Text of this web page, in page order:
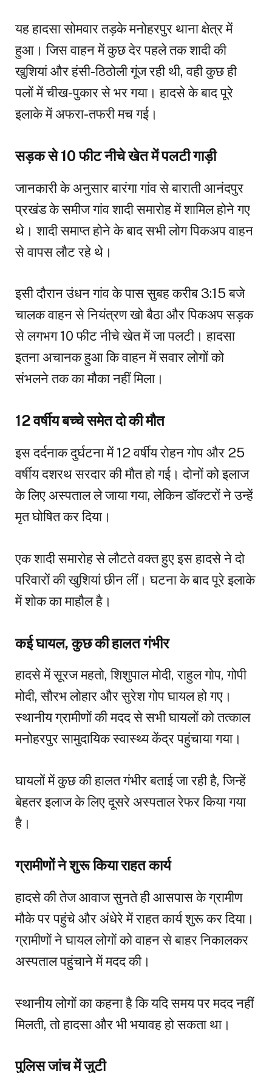
यह हादसा सोमवार तड़के मनोहरपुर थाना क्षेत्र में
हुआ। जिस वाहन में कुछ देर पहले तक शादी की
खुशियां और हंसी-ठिठोली गूंज रही थी, वही कुछ ही
पलों में चीख-पुकार से भर गया। हादसे के बाद पूरे
इलाके में अफरा-तफरी मच गई।
सड़क से 10 फीट नीचे खेत में पलटी गाड़ी
जानकारी के अनुसार बारंगा गांव से बाराती आनंदपुर
प्रखंड के समीज गांव शादी समारोह में शामिल होने गए
थे। शादी समाप्त होने के बाद सभी लोग पिकअप वाहन
से वापस लौट रहे थे।
इसी दौरान उंधन गांव के पास सुबह करीब 3:15 बजे
चालक वाहन से नियंत्रण खो बैठा और पिकअप सड़क
से लगभग 10 फीट नीचे खेत में जा पलटी। हादसा
इतना अचानक हुआ कि वाहन में सवार लोगों को
संभलने तक का मौका नहीं मिला।
12 वर्षीय बच्चे समेत दो की मौत
इस दर्दनाक दुर्घटना में 12 वर्षीय रोहन गोप और 25
वर्षीय दशरथ सरदार की मौत हो गई। दोनों को इलाज
के लिए अस्पताल ले जाया गया, लेकिन डॉक्टरों ने उन्हें
मृत घोषित कर दिया।
एक शादी समारोह से लौटते वक्त हुए इस हादसे ने दो
परिवारों की खुशियां छीन लीं। घटना के बाद पूरे इलाके
में शोक का माहौल है।
कई घायल, कुछ की हालत गंभीर
हादसे में सूरज महतो, शिशुपाल मोदी, राहुल गोप, गोपी
मोदी, सौरभ लोहार और सुरेश गोप घायल हो गए।
स्थानीय ग्रामीणों की मदद से सभी घायलों को तत्काल
मनोहरपुर सामुदायिक स्वास्थ्य केंद्र पहुंचाया गया।
घायलों में कुछ की हालत गंभीर बताई जा रही है, जिन्हें
बेहतर इलाज के लिए दूसरे अस्पताल रेफर किया गया
है।
ग्रामीणों ने शुरू किया राहत कार्य
हादसे की तेज आवाज सुनते ही आसपास के ग्रामीण
मौके पर पहुंचे और अंधेरे में राहत कार्य शुरू कर दिया।
ग्रामीणों ने घायल लोगों को वाहन से बाहर निकालकर
अस्पताल पहुंचाने में मदद की।
स्थानीय लोगों का कहना है कि यदि समय पर मदद नहीं
मिलती, तो हादसा और भी भयावह हो सकता था।
पुलिस जांच में जुटी